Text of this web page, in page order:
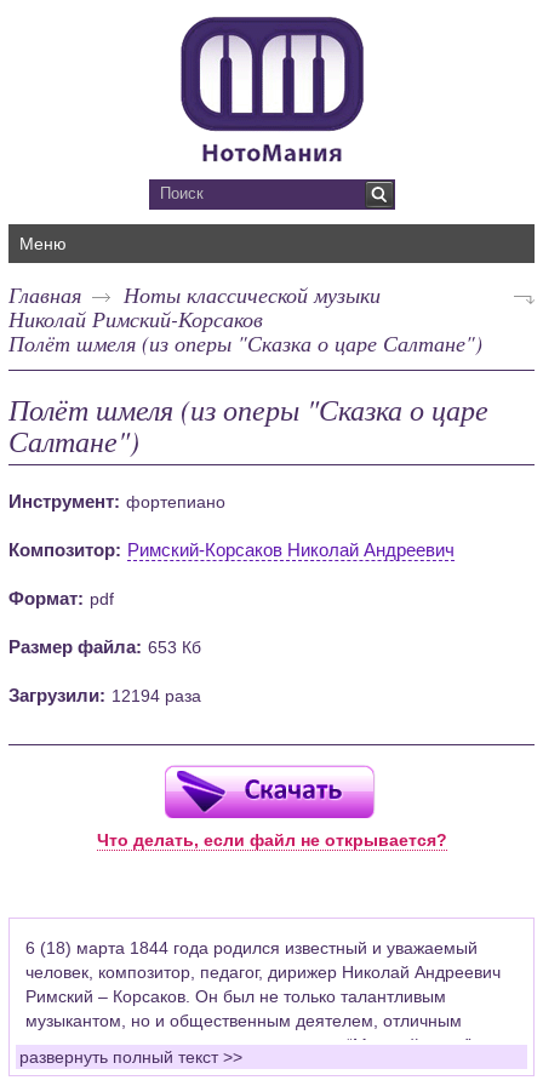
Меню
Главная
Ноты классической музыки
Николай Римский-Корсаков
Полёт шмеля (из оперы "Сказка о царе Салтане")
Полёт шмеля (из оперы "Сказка о царе
Салтане")
Инструмент: фортепиано
Композитор: Римский-Корсаков Николай Андреевич
Формат: pdf
Размер файла: 653 Кб
Загрузили: 12194 раза
Что делать, если файл не открывается?
6 (18) марта 1844 года родился известный и уважаемый
человек, композитор, педагог, дирижер Николай Андреевич
Римский – Корсаков. Он был не только талантливым
музыкантом, но и общественным деятелем, отличным
критиком, одним из главных участников “Могучей кучки”.
Его послужной творческий список состоит из 3 симфоний, 15
развернуть полный текст >>